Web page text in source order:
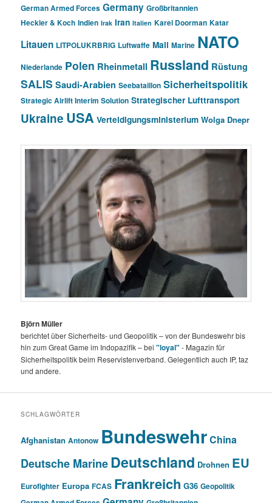
German Armed Forces Germany Großbritannien
Heckler & Koch Indien Irak Iran Italien Karel Doorman Katar
Litauen LITPOLUKRBRIG Luftwaffe Mali Marine NATO
Niederlande Polen Rheinmetall Russland Rüstung
SALIS Saudi-Arabien Seebataillon Sicherheitspolitik
Strategic Airlift Interim Solution Strategischer Lufttransport
Ukraine USA Verteidigungsministerium Wolga Dnepr
Björn Müller
berichtet über Sicherheits- und Geopolitik – von der Bundeswehr bis
hin zum Great Game im Indopazifik – bei"loyal" - Magazin für
Sicherheitspolitik beim Reservistenverband. Gelegentlich auch IP, taz
und andere.
SCHLAGWÖRTER
Afghanistan Antonow BundeswehrChina
Deutsche MarineDeutschland Drohnen EU
Eurofighter Europa FCAS Frankreich G36 Geopolitik